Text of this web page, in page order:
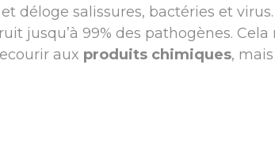
déloge salissures, bactéries et
jusqu’à 99% des pathogènes. Cela
aux produits chimiques,